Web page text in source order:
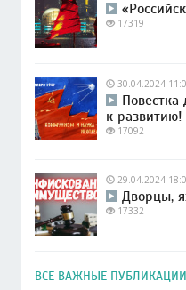
17319
30.04.2024
к развитию!
17092
29.04.2024
Дворцы,
17332
ВСЕ ВАЖНЫЕ ПУБЛИКАЦИИ